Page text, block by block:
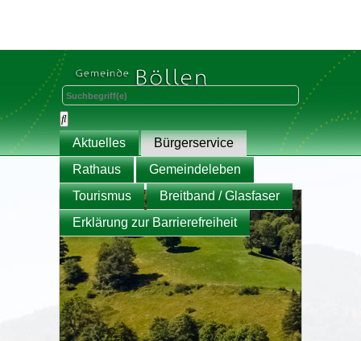
Aktuelles
Bürgerservice
Rathaus
Gemeindeleben
Tourismus
Breitband / Glasfaser
Erklärung zur Barrierefreiheit